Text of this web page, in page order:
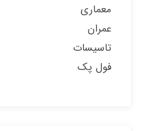
معماری
عمران
تاسیسات
فول پک